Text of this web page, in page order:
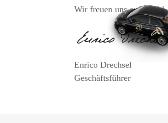
Wir freuen uns auf Euch!
Enrico Drechsel
Geschäftsführer